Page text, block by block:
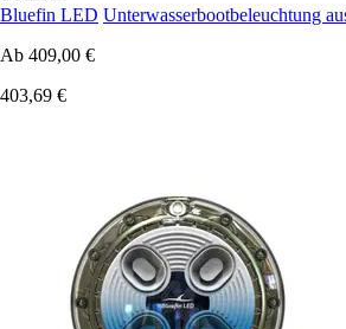
Bluefin LED Unterwasserbootbeleuchtung
Ab 409,00 €
403,69 €